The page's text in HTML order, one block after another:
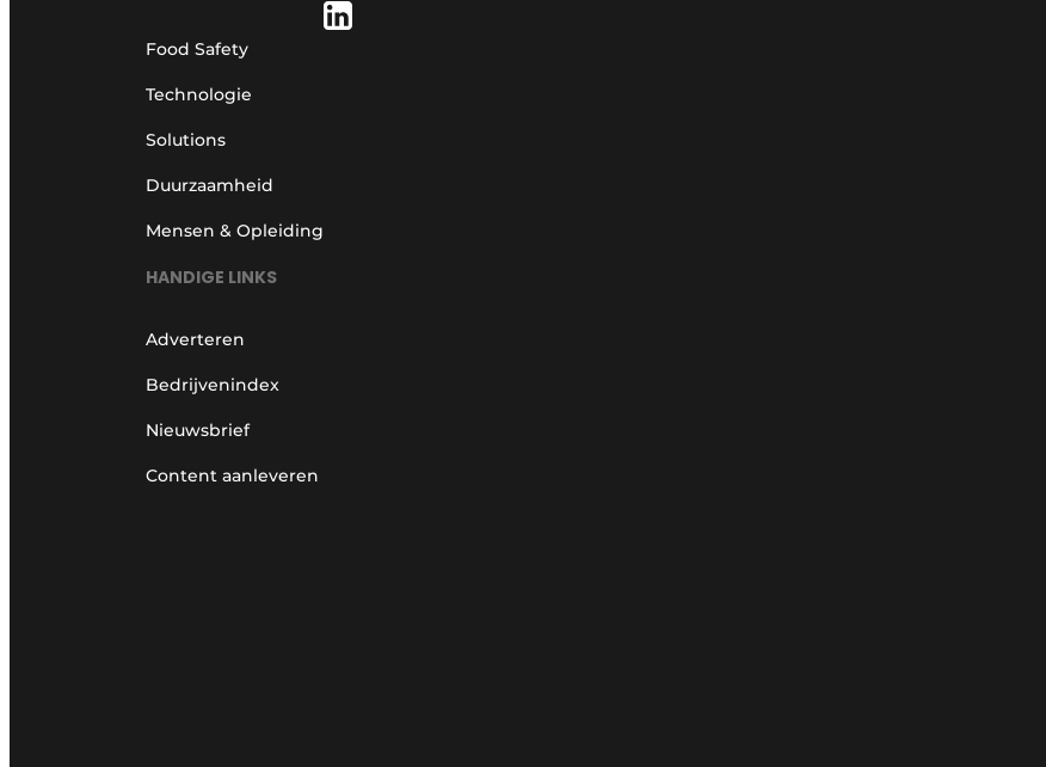
Food Safety
Technologie
Solutions
Duurzaamheid
Mensen & Opleiding
HANDIGE LINKS
Adverteren
Bedrijvenindex
Nieuwsbrief
Content aanleveren